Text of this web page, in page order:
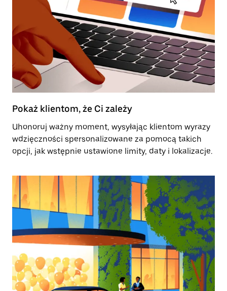
Pokaż klientom, że Ci zależy
Uhonoruj ważny moment, wysyłając klientom wyrazy
wdzięczności spersonalizowane za pomocą takich
opcji, jak wstępnie ustawione limity, daty i lokalizacje.